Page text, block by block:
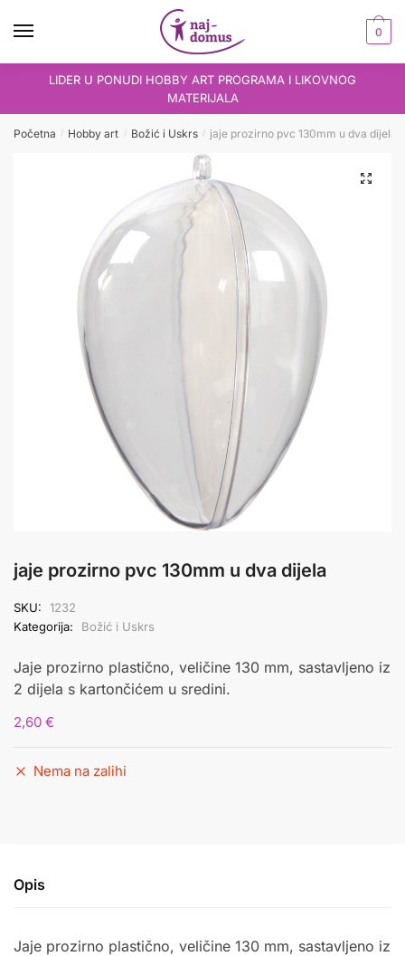
0
LIDER U PONUDI HOBBY ART PROGRAMA I LIKOVNOG
MATERIJALA
Početna / Hobby art / Božić i Uskrs / jaje prozirno pvc 130mm u dva dijela
jaje prozirno pvc 130mm u dva dijela
SKU:
1232
Kategorija:
Božić i Uskrs
Jaje prozirno plastično, veličine 130 mm, sastavljeno iz
2 dijela s kartončićem u sredini.
2,60 €
Nema na zalihi
Opis
Jaje prozirno plastično, veličine 130 mm, sastavljeno iz